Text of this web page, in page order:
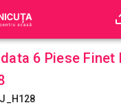
6 Piese Finet